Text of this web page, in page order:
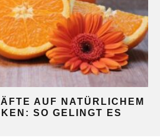
AUF NATÜRLICHEM
SO GELINGT ES